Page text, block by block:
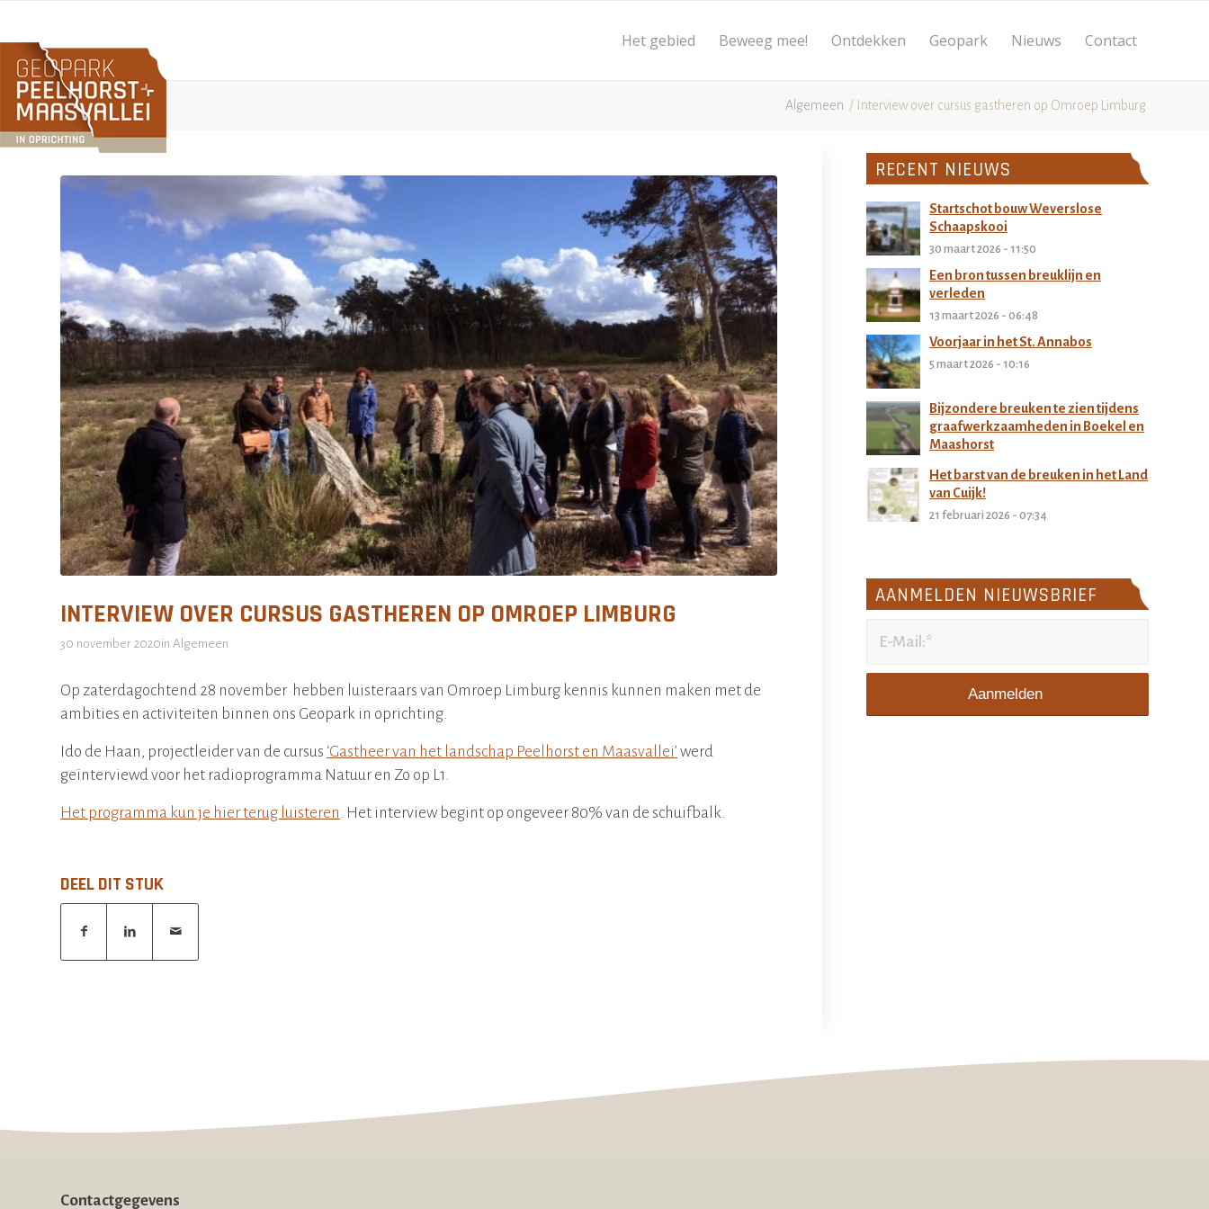
Het gebied Beweeg mee! Ontdekken Geopark Nieuws Contact
Algemeen / Interview over cursus gastheren op Omroep Limburg
INTERVIEW OVER CURSUS GASTHEREN OP OMROEP LIMBURG
30 november 2020in Algemeen
Op zaterdagochtend 28 november hebben luisteraars van Omroep Limburg kennis kunnen maken met de
ambities en activiteiten binnen ons Geopark in oprichting.
Ido de Haan, projectleider van de cursus ‘Gastheer van het landschap Peelhorst en Maasvallei’ werd
geïnterviewd voor het radioprogramma Natuur en Zo op L1.
Het programma kun je hier terug luisteren. Het interview begint op ongeveer 80% van de schuifbalk.
DEEL DIT STUK
RECENT NIEUWS
Startschot bouw Weverslose
Schaapskooi
30 maart 2026 - 11:50
Een bron tussen breuklijn en
verleden
13 maart 2026 - 06:48
Voorjaar in het St. Annabos
5 maart 2026 - 10:16
Bijzondere breuken te zien tijdens
graafwerkzaamheden in Boekel en
Maashorst
27 februari 2026 - 11:32
Het barst van de breuken in het Land
van Cuijk!
21 februari 2026 - 07:34
AANMELDEN NIEUWSBRIEF
Contactgegevens